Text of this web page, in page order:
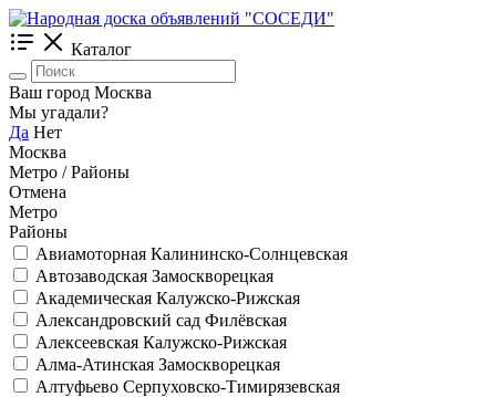
Каталог
Ваш город Москва
Мы угадали?
Да Нет
Москва
Метро / Районы
Отмена
Метро
Районы
Авиамоторная Калининско-Солнцевская
Автозаводская Замоскворецкая
Академическая Калужско-Рижская
Александровский сад Филёвская
Алексеевская Калужско-Рижская
Алма-Атинская Замоскворецкая
Алтуфьево Серпуховско-Тимирязевская